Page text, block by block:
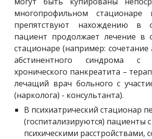
многопрофильном
препятствуют нахождению в
пациент продолжает лечение в
стационаре (например: сочетание
абстинентного синдрома с
хронического панкреатита –
лечащий врач больного с
(нарколога) - консультанта).
В психиатрический стационар
(госпитализируются) пациенты с
психическими расстройствами,